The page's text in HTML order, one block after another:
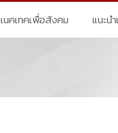
เนคเทคเพื่อสังคม แนะน